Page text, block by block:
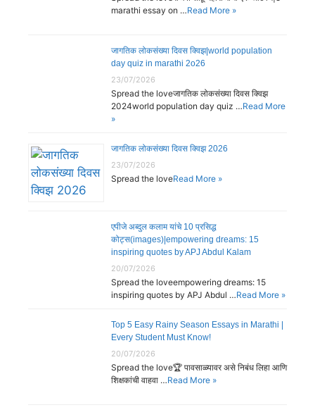
marathi essay on …Read More »
जागतिक लोकसंख्या दिवस क्विझ|world population
day quiz in marathi 2o26
23/07/2026
Spread the loveजागतिक लोकसंख्या दिवस क्विझ
2024world population day quiz …Read More
»
जागतिक लोकसंख्या दिवस क्विझ 2026
23/07/2026
Spread the loveRead More »
एपीजे अब्दुल कलाम यांचे 10 प्रसिद्ध
कोट्स(images)|empowering dreams: 15
inspiring quotes by APJ Abdul Kalam
20/07/2026
Spread the loveempowering dreams: 15
inspiring quotes by APJ Abdul …Read More »
Top 5 Easy Rainy Season Essays in Marathi |
Every Student Must Know!
20/07/2026
Spread the love🏆 पावसाळ्यावर असे निबंध लिहा आणि
शिक्षकांची वाहवा …Read More »